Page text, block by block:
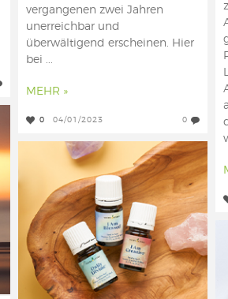
vergangenen zwei Jahren
unerreichbar und
überwältigend erscheinen. Hier
bei ...
MEHR »
0 04/01/2023 0